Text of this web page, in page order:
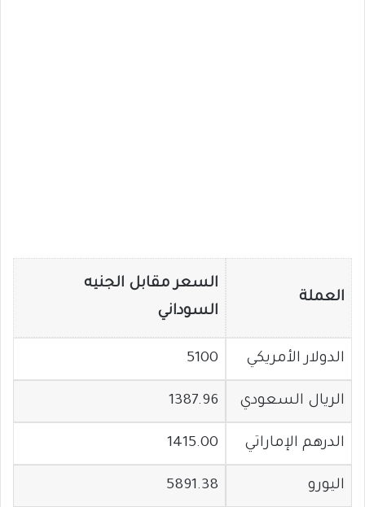
العملة
السعر مقابل الجنيه
السوداني
الدولار الأمريكي 5100
الريال السعودي 1387.96
الدرهم الإماراتي 1415.00
اليورو 5891.38